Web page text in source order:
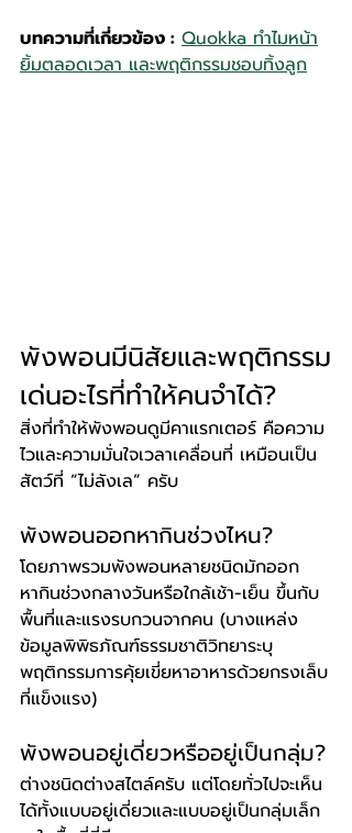
บทความที่เกี่ยวข้อง : Quokka ทำไมหน้า
ยิ้มตลอดเวลา และพฤติกรรมชอบทิ้งลูก
พังพอนมีนิสัยและพฤติกรรม
เด่นอะไรที่ทำให้คนจำได้?
สิ่งที่ทำให้พังพอนดูมีคาแรกเตอร์ คือความ
ไวและความมั่นใจเวลาเคลื่อนที่ เหมือนเป็น
สัตว์ที่ “ไม่ลังเล” ครับ
พังพอนออกหากินช่วงไหน?
โดยภาพรวมพังพอนหลายชนิดมักออก
หากินช่วงกลางวันหรือใกล้เช้า-เย็น ขึ้นกับ
พื้นที่และแรงรบกวนจากคน (บางแหล่ง
ข้อมูลพิพิธภัณฑ์ธรรมชาติวิทยาระบุ
พฤติกรรมการคุ้ยเขี่ยหาอาหารด้วยกรงเล็บ
ที่แข็งแรง)
พังพอนอยู่เดี่ยวหรืออยู่เป็นกลุ่ม?
ต่างชนิดต่างสไตล์ครับ แต่โดยทั่วไปจะเห็น
ได้ทั้งแบบอยู่เดี่ยวและแบบอยู่เป็นกลุ่มเล็ก